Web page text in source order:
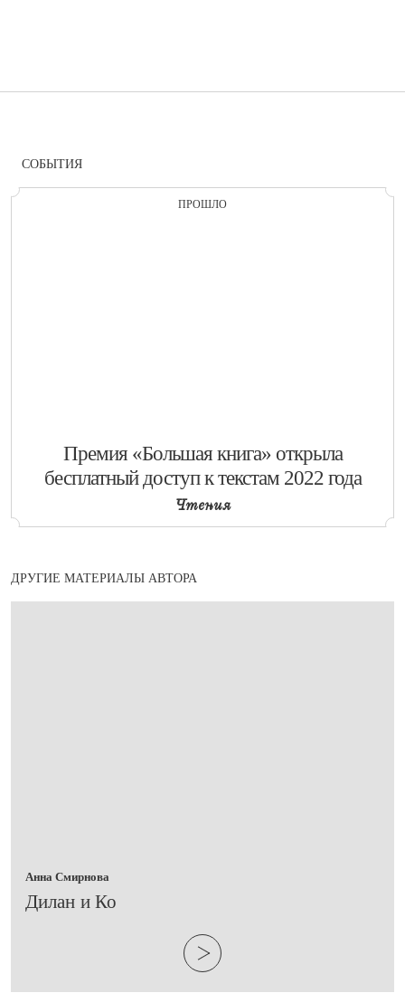
СОБЫТИЯ
ПРОШЛО
​Премия «Большая книга» открыла
бесплатный доступ к текстам 2022 года
Чтения
ДРУГИЕ МАТЕРИАЛЫ АВТОРА
Анна Смирнова
​Дилан и Ко